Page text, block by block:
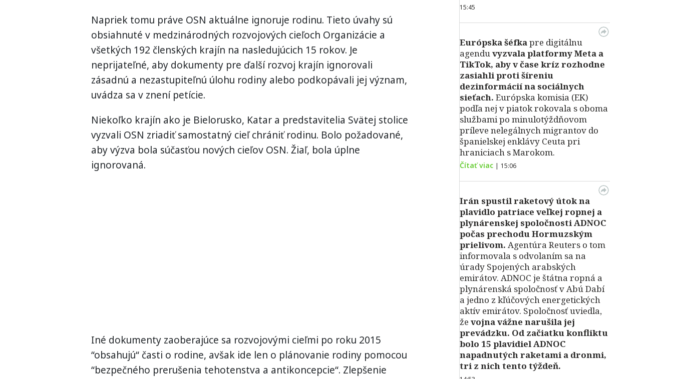
Napriek tomu práve OSN aktuálne ignoruje rodinu. Tieto úvahy sú
obsiahnuté v medzinárodných rozvojových cieľoch Organizácie a
všetkých 192 členských krajín na nasledujúcich 15 rokov. Je
neprijateľné, aby dokumenty pre ďalší rozvoj krajín ignorovali
zásadnú a nezastupiteľnú úlohu rodiny alebo podkopávali jej význam,
uvádza sa v znení petície.
Niekoľko krajín ako je Bielorusko, Katar a predstavitelia Svätej stolice
vyzvali OSN zriadiť samostatný cieľ chrániť rodinu. Bolo požadované,
aby výzva bola súčasťou nových cieľov OSN. Žiaľ, bola úplne
ignorovaná.
Iné dokumenty zaoberajúce sa rozvojovými cieľmi po roku 2015
“obsahujú“ časti o rodine, avšak ide len o plánovanie rodiny pomocou
“bezpečného prerušenia tehotenstva a antikoncepcie“. Zlepšenie
15:45
Európska šéfkapre digitálnu
agenduvyzvala platformy Meta a
TikTok, aby v čase kríz rozhodne
zasiahli proti šíreniu
dezinformácií na sociálnych
sieťach. Európska komisia (EK)
podľa nej v piatok rokovala s oboma
službami po minulotýždňovom
príleve nelegálnych migrantov do
španielskej enklávy Ceuta pri
hraniciach s Marokom.
Čítať viac | 15:06
Irán spustil raketový útok na
plavidlo patriace veľkej ropnej a
plynárenskej spoločnosti ADNOC
počas prechodu Hormuzským
prielivom. Agentúra Reuters o tom
informovala s odvolaním sa na
úrady Spojených arabských
emirátov. ADNOC je štátna ropná a
plynárenská spoločnosť v Abú Dabí
a jedno z kľúčových energetických
aktív emirátov. Spoločnosť uviedla,
že vojna vážne narušila jej
prevádzku. Od začiatku konfliktu
bolo 15 plavidiel ADNOC
napadnutých raketami a dronmi,
tri z nich tento týždeň.